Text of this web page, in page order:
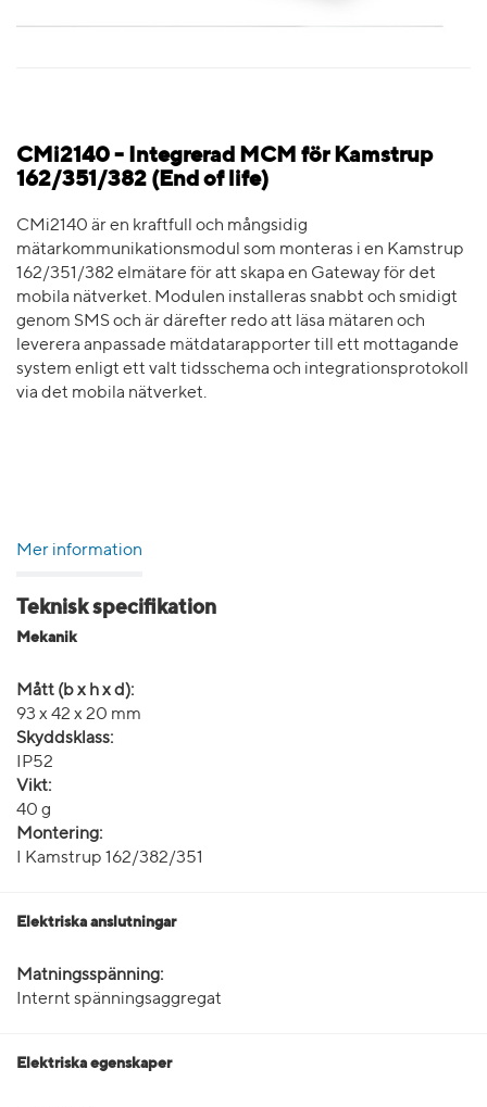
CMi2140 - Integrerad MCM för Kamstrup
162/351/382 (End of life)
CMi2140 är en kraftfull och mångsidig
mätarkommunikationsmodul som monteras i en Kamstrup
162/351/382 elmätare för att skapa en Gateway för det
mobila nätverket. Modulen installeras snabbt och smidigt
genom SMS och är därefter redo att läsa mätaren och
leverera anpassade mätdatarapporter till ett mottagande
system enligt ett valt tidsschema och integrationsprotokoll
via det mobila nätverket.
Mer information
Teknisk specifikation
Mekanik
Mått (b x h x d):
93 x 42 x 20 mm
Skyddsklass:
IP52
Vikt:
40 g
Montering:
I Kamstrup 162/382/351
Elektriska anslutningar
Matningsspänning:
Internt spänningsaggregat
Elektriska egenskaper